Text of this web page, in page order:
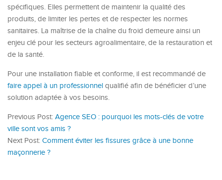
spécifiques. Elles permettent de maintenir la qualité des
produits, de limiter les pertes et de respecter les normes
sanitaires. La maîtrise de la chaîne du froid demeure ainsi un
enjeu clé pour les secteurs agroalimentaire, de la restauration et
de la santé.
Pour une installation fiable et conforme, il est recommandé de
faire appel à un professionnel qualifié afin de bénéficier d’une
solution adaptée à vos besoins.
Previous Post: Agence SEO : pourquoi les mots-clés de votre
ville sont vos amis ?
Next Post: Comment éviter les fissures grâce à une bonne
maçonnerie ?